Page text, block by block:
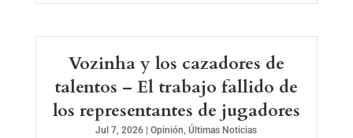
Vozinha y los cazadores de
talentos – El trabajo fallido de
los representantes de jugadores
Jul 7, 2026 |Opinión,Últimas Noticias